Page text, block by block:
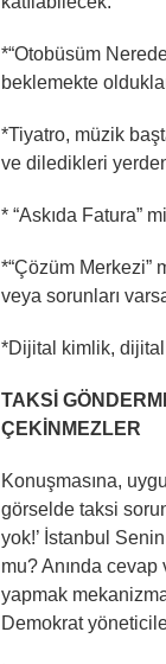
*“Otobüsüm
beklemekte
*Tiyatro, müzik
ve diledikleri
* “Askıda Fatura”
*“Çözüm Merkezi”
veya sorunları
*Dijital kimlik,
TAKSİ
ÇEKİNMEZLER
Konuşmasına,
görselde taksi
yok!’ İstanbul
mu? Anında
yapmak
Demokrat